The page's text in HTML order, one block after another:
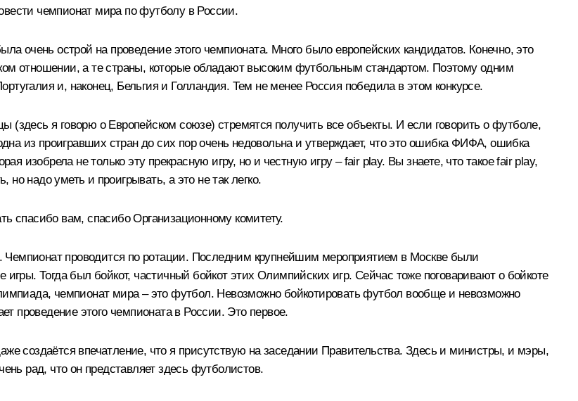
чемпионат мира по футболу в России.
очень острой на проведение этого чемпионата. Много было европейских кандидатов. Конечно, это
отношении, а те страны, которые обладают высоким футбольным стандартом. Поэтому одним
и, наконец, Бельгия и Голландия. Тем не менее Россия победила в этом конкурсе.
(здесь я говорю о Европейском союзе) стремятся получить все объекты. И если говорить о футболе,
из проигравших стран до сих пор очень недовольна и утверждает, что это ошибка ФИФА, ошибка
изобрела не только эту прекрасную игру, но и честную игру – fair play. Вы знаете, что такое fair play,
но надо уметь и проигрывать, а это не так легко.
спасибо вам, спасибо Организационному комитету.
проводится по ротации. Последним крупнейшим мероприятием в Москве были
Тогда был бойкот, частичный бойкот этих Олимпийских игр. Сейчас тоже поговаривают о бойкоте
чемпионат мира – это футбол. Невозможно бойкотировать футбол вообще и невозможно
проведение этого чемпионата в России. Это первое.
создаётся впечатление, что я присутствую на заседании Правительства. Здесь и министры, и мэры,
рад, что он представляет здесь футболистов.